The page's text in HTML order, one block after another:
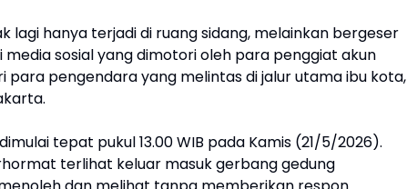
lagi hanya terjadi di ruang sidang, melainkan bergeser
media sosial yang dimotori oleh para penggiat akun
pengendara yang melintas di jalur utama ibu kota,
tepat pukul 13.00 WIB pada Kamis (21/5/2026).
terlihat keluar masuk gerbang gedung